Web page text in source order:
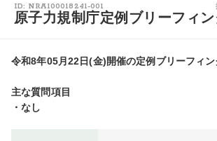
ID: NRA100018241-001
原子力規制庁定例ブリーフィ
令和8年05月22日(金)開催の定例ブリーフィン
主な質問項目
・なし